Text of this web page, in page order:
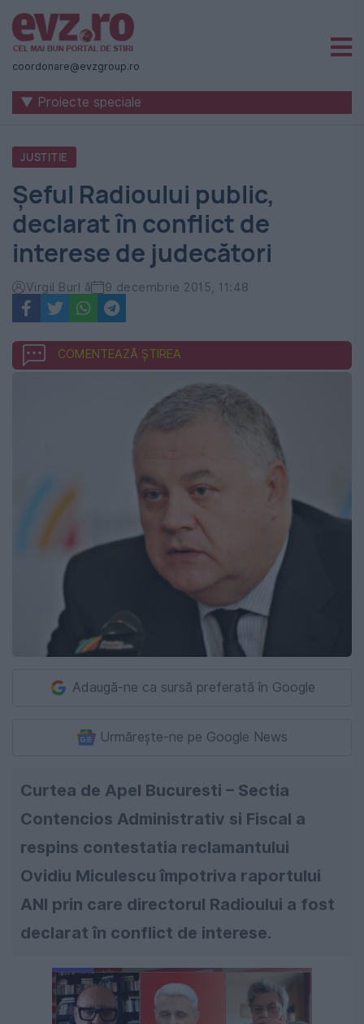
Știri
naționale
internaționale
România
-
Evenimentul
Zilei
coordonare@evzgroup.ro
▼ Proiecte speciale
JUSTITIE
Șeful Radioului public,
declarat în conflict de
interese de judecători
Virgil Burl ă 9 decembrie 2015, 11:48
COMENTEAZĂ ȘTIREA
Adaugă-ne ca sursă preferată în Google
Urmărește-ne pe Google News
Curtea de Apel Bucuresti – Sectia
Contencios Administrativ si Fiscal a
respins contestatia reclamantului
Ovidiu Miculescu împotriva raportului
ANI prin care directorul Radioului a fost
declarat în conflict de interese.